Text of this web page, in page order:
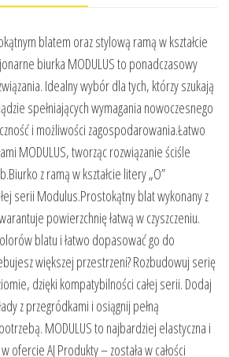
blatem oraz stylową ramą w kształcie
biurka MODULUS to ponadczasowy
Idealny wybór dla tych, którzy szukają
spełniających wymagania nowoczesnego
i możliwości zagospodarowania.Łatwo
MODULUS, tworząc rozwiązanie ściśle
z ramą w kształcie litery „O”
serii Modulus.Prostokątny blat wykonany z
powierzchnię łatwą w czyszczeniu.
blatu i łatwo dopasować go do
większej przestrzeni? Rozbudowuj serię
dzięki kompatybilności całej serii. Dodaj
z przegródkami i osiągnij pełną
MODULUS to najbardziej elastyczna i
ofercie AJ Produkty – została w całości